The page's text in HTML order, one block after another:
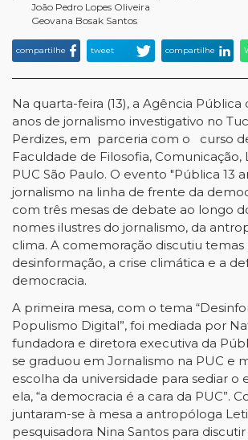
João Pedro Lopes Oliveira
Geovana Bosak Santos
compartilhe tweet compartilhe
Na quarta-feira (13), a Agência Pública
anos de jornalismo investigativo no
Perdizes, em parceria com o curso
Faculdade de Filosofia, Comunicação,
PUC São Paulo. O evento "Pública 13
jornalismo na linha de frente da
com três mesas de debate ao longo
nomes ilustres do jornalismo, da
clima. A comemoração discutiu temas
desinformação, a crise climática e a
democracia.
A primeira mesa, com o tema
Populismo Digital”, foi mediada por
fundadora e diretora executiva da
se graduou em Jornalismo na PUC e
escolha da universidade para sediar o
ela, “a democracia é a cara da PUC”.
juntaram-se à mesa a antropóloga
pesquisadora Nina Santos para